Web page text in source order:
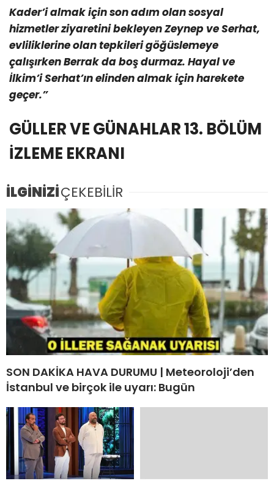
Kader’i almak için son adım olan sosyal
hizmetler ziyaretini bekleyen Zeynep ve Serhat,
evliliklerine olan tepkileri göğüslemeye
çalışırken Berrak da boş durmaz. Hayal ve
İlkim’i Serhat’ın elinden almak için harekete
geçer.”
GÜLLER VE GÜNAHLAR 13. BÖLÜM
İZLEME EKRANI
İLGİNİZİÇEKEBİLİR
SON DAKİKA HAVA DURUMU | Meteoroloji’den
İstanbul ve birçok ile uyarı: Bugün